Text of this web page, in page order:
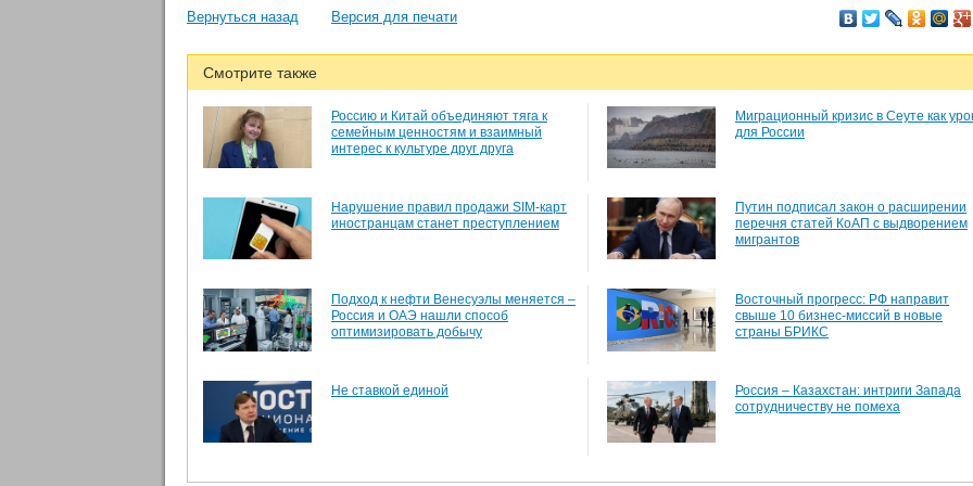
Вернуться назад Версия для печати
Смотрите также
Россию и Китай объединяют тяга к
семейным ценностям и взаимный
интерес к культуре друг друга
Миграционный кризис в Сеуте как
для России
Нарушение правил продажи SIM-карт
иностранцам станет преступлением
Путин подписал закон о расширении
перечня статей КоАП с выдворением
мигрантов
Подход к нефти Венесуэлы меняется –
Россия и ОАЭ нашли способ
оптимизировать добычу
Восточный прогресс: РФ направит
свыше 10 бизнес-миссий в новые
страны БРИКС
Не ставкой единой
Россия – Казахстан: интриги Запада
сотрудничеству не помеха